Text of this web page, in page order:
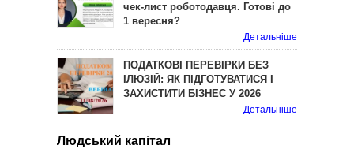
чек-лист роботодавця. Готові до
1 вересня?
Детальніше
ПОДАТКОВІ ПЕРЕВІРКИ БЕЗ
ІЛЮЗІЙ: ЯК ПІДГОТУВАТИСЯ І
ЗАХИСТИТИ БІЗНЕС У 2026
Детальніше
Людський капітал